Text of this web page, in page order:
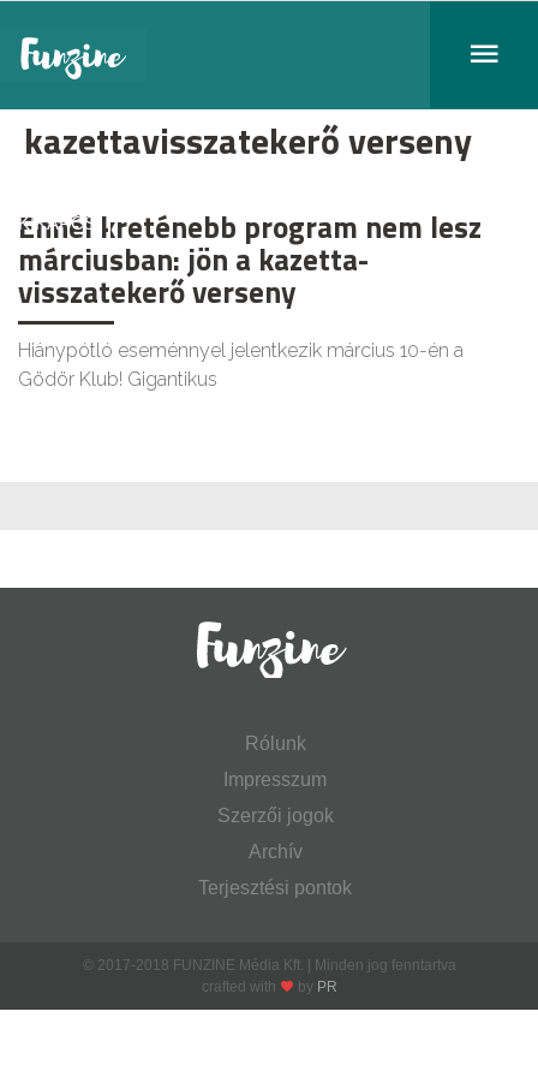
kazettavisszatekerő verseny
KIKAPCS
Ennél kreténebb program nem lesz
márciusban: jön a kazetta-
visszatekerő verseny
Hiánypótló eseménnyel jelentkezik március 10-én a
Gödör Klub! Gigantikus
Rólunk
Impresszum
Szerzői jogok
Archív
Terjesztési pontok
© 2017-2018 FUNZINE Média Kft. | Minden jog fenntartva
crafted with
by PR